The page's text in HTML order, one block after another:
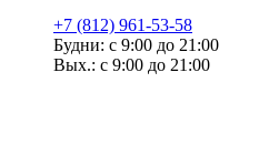
+7 (812) 961-53-58
Будни: с 9:00 до 21:00
Вых.: с 9:00 до 21:00